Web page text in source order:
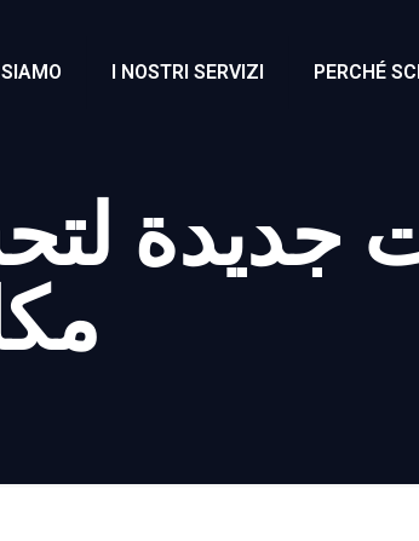
I NOSTRI SERVIZI PERCHÉ
جديدة